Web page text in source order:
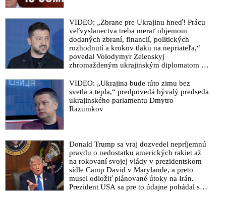
VIDEO: „Zbrane pre Ukrajinu hneď! Prácu
veľvyslanectva treba merať objemom
dodaných zbraní, financií, politických
rozhodnutí a krokov tlaku na nepriateľa,“
povedal Volodymyr Zelenskyj
zhromaždeným ukrajinským diplomatom v
že USA Ukrajine nedodajú protiraketové
systémy Patriot
VIDEO: „Ukrajina bude túto zimu bez
svetla a tepla,“ predpovedá bývalý predseda
ukrajinského parlamentu Dmytro
Razumkov
Donald Trump sa vraj dozvedel nepríjemnú
pravdu o nedostatku amerických rakiet až
na rokovaní svojej vlády v prezidentskom
sídle Camp David v Marylande, a preto
musel odložiť plánované útoky na Irán.
Prezident USA sa pre to údajne pohádal so